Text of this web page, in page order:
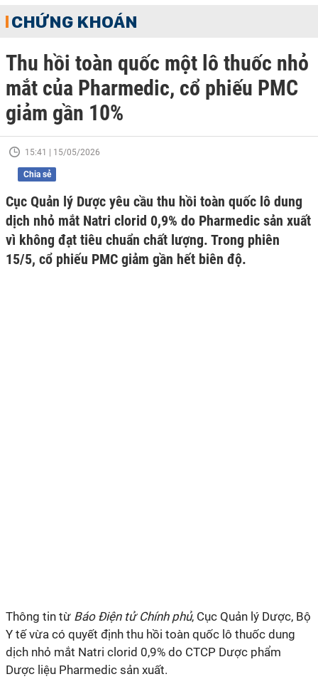
CHỨNG KHOÁN
Thu hồi toàn quốc một lô thuốc nhỏ
mắt của Pharmedic, cổ phiếu PMC
giảm gần 10%
15:41 | 15/05/2026
Chia sẻ
Cục Quản lý Dược yêu cầu thu hồi toàn quốc lô dung
dịch nhỏ mắt Natri clorid 0,9% do Pharmedic sản xuất
vì không đạt tiêu chuẩn chất lượng. Trong phiên
15/5, cổ phiếu PMC giảm gần hết biên độ.
Thông tin từ Báo Điện tử Chính phủ, Cục Quản lý Dược, Bộ
Y tế vừa có quyết định thu hồi toàn quốc lô thuốc dung
dịch nhỏ mắt Natri clorid 0,9% do CTCP Dược phẩm
Dược liệu Pharmedic sản xuất.